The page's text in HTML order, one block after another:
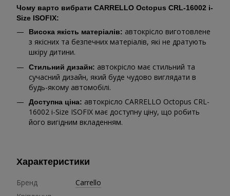
Чому варто вибрати CARRELLO Octopus CRL-16002 i-
Size ISOFIX:
Висока якість матеріалів: автокрісло виготовлене
з якісних та безпечних матеріалів, які не дратують
шкіру дитини.
Стильний дизайн: автокрісло має стильний та
сучасний дизайн, який буде чудово виглядати в
будь-якому автомобілі.
Доступна ціна: автокрісло CARRELLO Octopus CRL-
16002 i-Size ISOFIX має доступну ціну, що робить
його вигідним вкладенням.
Характеристики
Бренд
Carrello